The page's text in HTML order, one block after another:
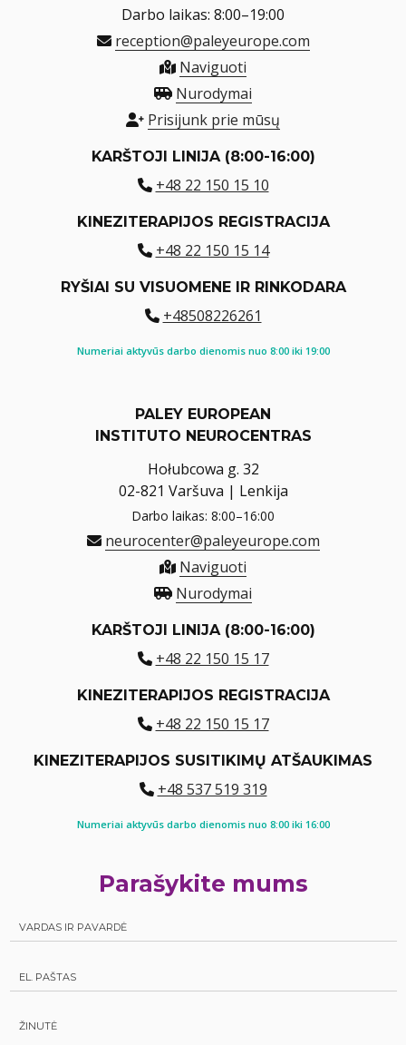
Darbo laikas: 8:00–19:00
reception@paleyeurope.com
Naviguoti
Nurodymai
Prisijunk prie mūsų
KARŠTOJI LINIJA (8:00-16:00)
+48 22 150 15 10
KINEZITERAPIJOS REGISTRACIJA
+48 22 150 15 14
RYŠIAI SU VISUOMENE IR RINKODARA
+48508226261
Numeriai aktyvūs darbo dienomis nuo 8:00 iki 19:00
PALEY EUROPEAN
INSTITUTO NEUROCENTRAS
Hołubcowa g. 32
02-821 Varšuva | Lenkija
Darbo laikas: 8:00–16:00
neurocenter@paleyeurope.com
Naviguoti
Nurodymai
KARŠTOJI LINIJA (8:00-16:00)
+48 22 150 15 17
KINEZITERAPIJOS REGISTRACIJA
+48 22 150 15 17
KINEZITERAPIJOS SUSITIKIMŲ ATŠAUKIMAS
+48 537 519 319
Numeriai aktyvūs darbo dienomis nuo 8:00 iki 16:00
Parašykite mums